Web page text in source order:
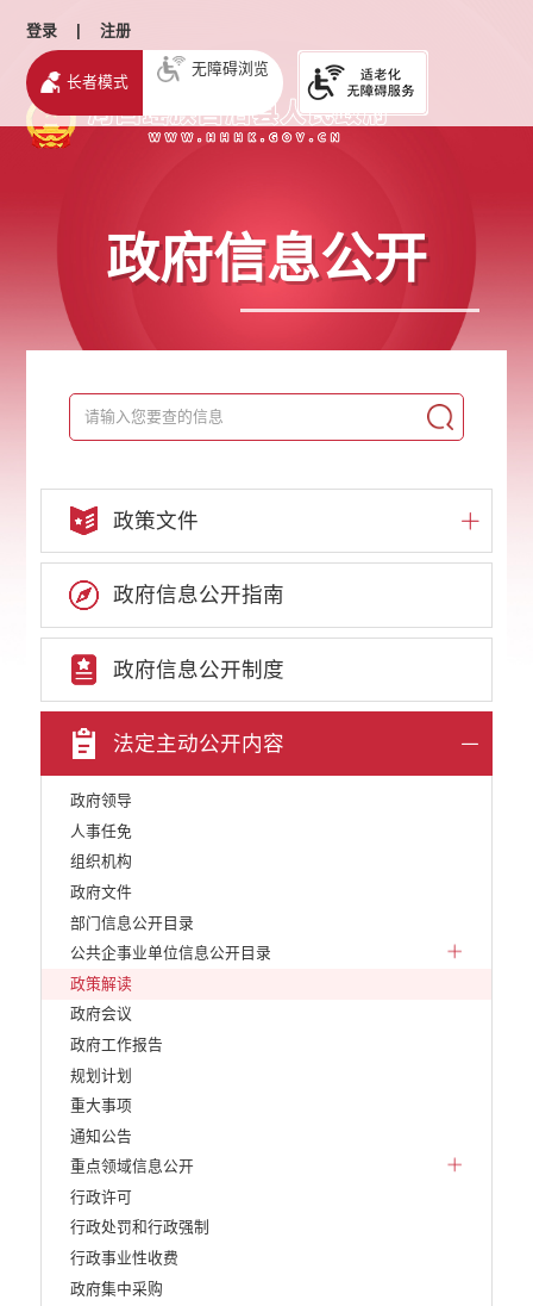
登录 | 注册
长者模式
无障碍浏览
政府信息公开
政策文件
政府信息公开指南
政府信息公开制度
法定主动公开内容
政府领导
人事任免
组织机构
政府文件
部门信息公开目录
公共企事业单位信息公开目录
政策解读
政府会议
政府工作报告
规划计划
重大事项
通知公告
重点领域信息公开
行政许可
行政处罚和行政强制
行政事业性收费
政府集中采购